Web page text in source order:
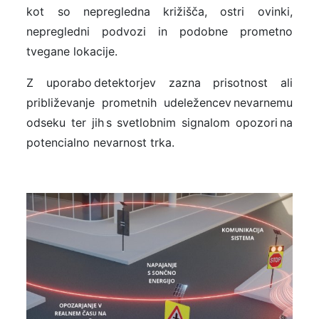
kot so nepregledna križišča, ostri ovinki,
nepregledni podvozi in podobne prometno
tvegane lokacije.
Z uporabo detektorjev zazna prisotnost ali
približevanje prometnih udeležencev nevarnemu
odseku ter jih s svetlobnim signalom opozori na
potencialno nevarnost trka.